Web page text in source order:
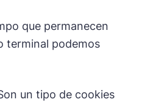
que permanecen
terminal podemos
un tipo de cookies